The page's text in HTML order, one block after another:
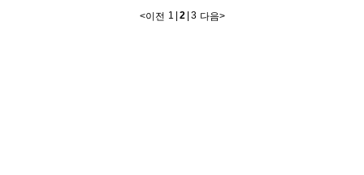
<이전 1 2| 3 다음>